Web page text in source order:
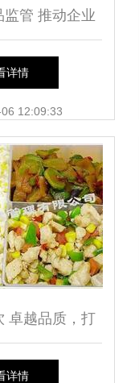
管 推动企业
家食品药品监
整治餐饮安全
患
详情
12:09:33
卓越品质，打
托管服务典范
详情